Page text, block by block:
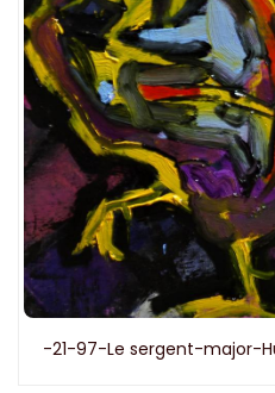
-21-97-Le sergent-major-